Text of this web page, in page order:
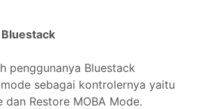
penggunanya Bluestack
sebagai kontrolernya yaitu
dan Restore MOBA Mode.